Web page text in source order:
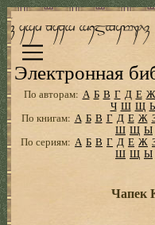
Электронная
По авторам: А Б В Г Д Е Ж
Ч Ш Щ
По книгам: А Б В Г Д Е Ж
Ш Щ Ы
По сериям: А Б В Г Д Е Ж
Ш Щ Ы
Чапек